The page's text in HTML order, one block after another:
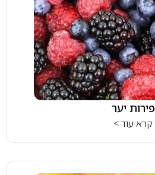
פירות יער
קרא עוד >